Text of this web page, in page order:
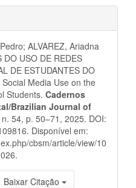
ALVAREZ, Ariadna
DO USO DE REDES
DE ESTUDANTES DO
Media Use on the
Students. Cadernos
Brazilian Journal of
54, p. 50–71, 2025. DOI:
Disponível em:
cbsm/article/view/10
Baixar Citação